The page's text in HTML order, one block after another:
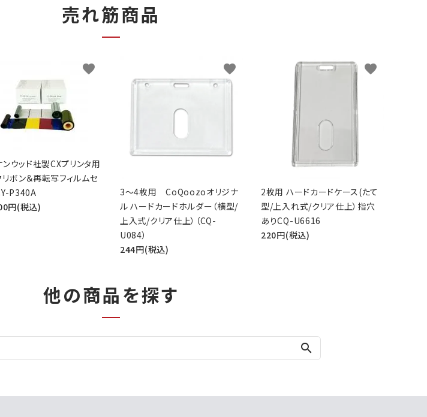
売れ筋商品
ウッド社製CXプリンタ用
リボン＆再転写フィルムセ
P340A
円(税込)
favorite
3～4枚用 CoQoozoオリジナ
ル ハードカードホルダー（横型/
上入式/クリア仕上）（CQ-
U084）
244円(税込)
favorite
2枚用 ハードカードケース(たて
型/上入れ式/クリア仕上）指穴
ありCQ-U6616
220円(税込)
favorite
他の商品を探す
search